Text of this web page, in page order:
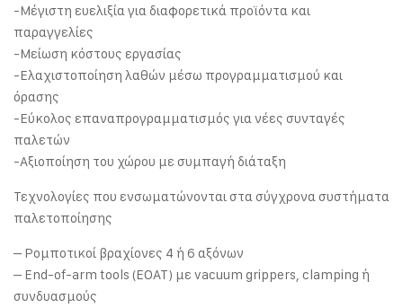
-Μέγιστη ευελιξία για διαφορετικά προϊόντα και
παραγγελίες
-Μείωση κόστους εργασίας
-Ελαχιστοποίηση λαθών μέσω προγραμματισμού και
όρασης
-Εύκολος επαναπρογραμματισμός για νέες συνταγές
παλετών
-Αξιοποίηση του χώρου με συμπαγή διάταξη
Τεχνολογίες που ενσωματώνονται στα σύγχρονα συστήματα
παλετοποίησης
– Ρομποτικοί βραχίονες 4 ή 6 αξόνων
– End-of-arm tools (EOAT) με vacuum grippers, clamping ή
συνδυασμούς